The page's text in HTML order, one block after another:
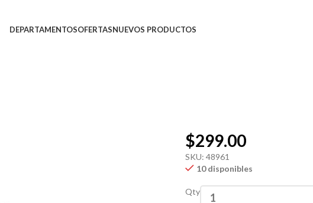
DEPARTAMENTOSOFERTASNUEVOS PRODUCTOS
$299.00
SKU:48961
10 disponibles
Qty